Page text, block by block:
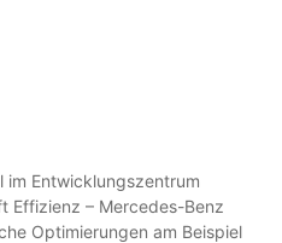
im Entwicklungszentrum
Effizienz – Mercedes-Benz
Optimierungen am Beispiel